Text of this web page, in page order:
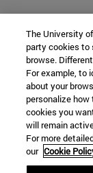
The University
party cookies to
browse.
For example, to
about your
personalize
cookies you
will remain
For more
our Cookie